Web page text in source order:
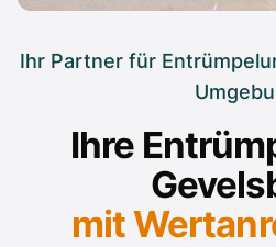
Ihr Partner für
Ihre
mit